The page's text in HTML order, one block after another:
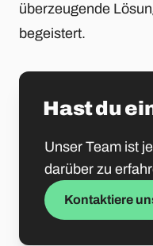
überzeugende
begeistert.
Hast du
Unser Team ist
darüber zu
Kontaktiere